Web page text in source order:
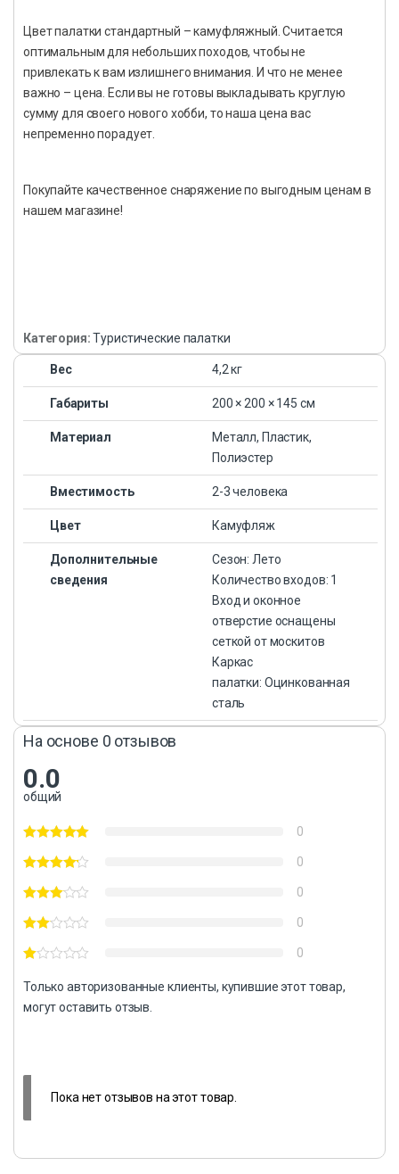
Цвет палатки стандартный – камуфляжный. Считается
оптимальным для небольших походов, чтобы не
привлекать к вам излишнего внимания. И что не менее
важно – цена. Если вы не готовы выкладывать круглую
сумму для своего нового хобби, то наша цена вас
непременно порадует.
Покупайте качественное снаряжение по выгодным ценам в
нашем магазине!
Категория:Туристические палатки
Вес 4,2 кг
Габариты 200 × 200 × 145 см
Материал
Металл, Пластик,
Полиэстер
Вместимость 2-3 человека
Цвет Камуфляж
Дополнительные
сведения
Сезон: Лето
Количество входов: 1
Вход и оконное
отверстие оснащены
сеткой от москитов
Каркас
палатки: Оцинкованная
сталь
На основе 0 отзывов
0.0
общий
0
0
0
0
0
Только авторизованные клиенты, купившие этот товар,
могут оставить отзыв.
Пока нет отзывов на этот товар.